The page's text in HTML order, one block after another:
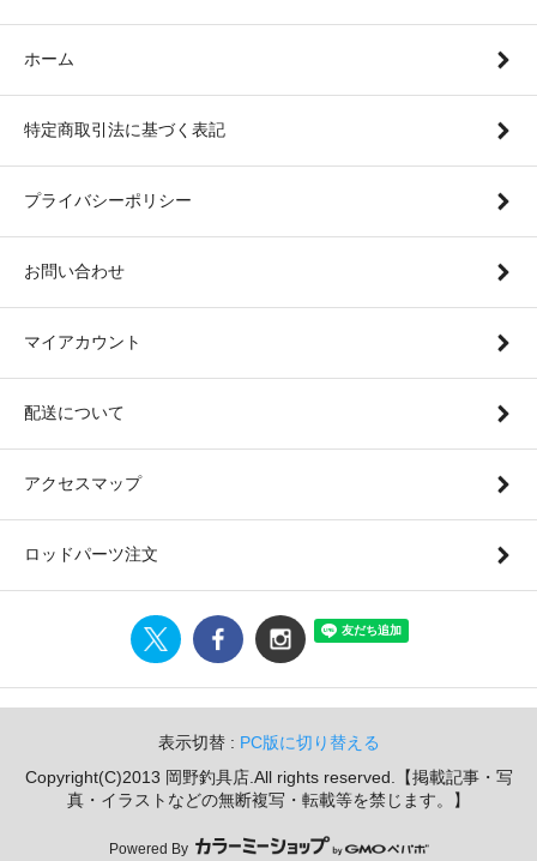
ホーム
特定商取引法に基づく表記
プライバシーポリシー
お問い合わせ
マイアカウント
配送について
アクセスマップ
ロッドパーツ注文
表示切替 : PC版に切り替える
Copyright(C)2013 岡野釣具店.All rights reserved.【掲載記事・写
真・イラストなどの無断複写・転載等を禁じます。】
Powered By